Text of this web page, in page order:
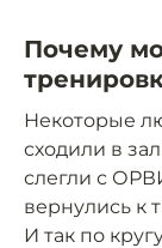
Почему
Некоторые
сходили в
слегли с
вернулись к
И так по